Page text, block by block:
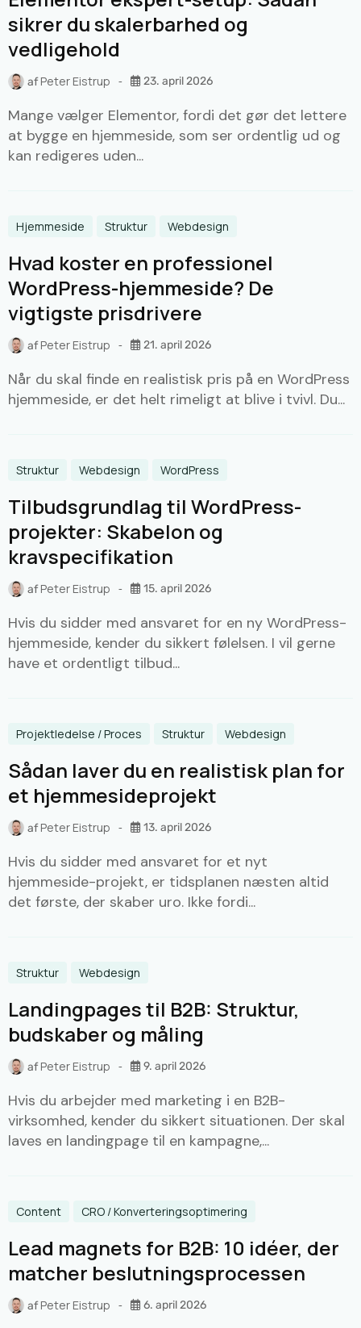
sikrer du skalerbarhed og
vedligehold
afPeter Eistrup 23. april 2026
Mange vælger Elementor, fordi det gør det lettere
at bygge en hjemmeside, som ser ordentlig ud og
kan redigeres uden...
Hjemmeside Struktur Webdesign
Hvad koster en professionel
WordPress-hjemmeside? De
vigtigste prisdrivere
afPeter Eistrup 21. april 2026
Når du skal finde en realistisk pris på en WordPress
hjemmeside, er det helt rimeligt at blive i tvivl. Du...
Struktur Webdesign WordPress
Tilbudsgrundlag til WordPress-
projekter: Skabelon og
kravspecifikation
afPeter Eistrup 15. april 2026
Hvis du sidder med ansvaret for en ny WordPress-
hjemmeside, kender du sikkert følelsen. I vil gerne
have et ordentligt tilbud...
Projektledelse / Proces Struktur Webdesign
Sådan laver du en realistisk plan for
et hjemmesideprojekt
afPeter Eistrup 13. april 2026
Hvis du sidder med ansvaret for et nyt
hjemmeside-projekt, er tidsplanen næsten altid
det første, der skaber uro. Ikke fordi...
Struktur Webdesign
Landingpages til B2B: Struktur,
budskaber og måling
afPeter Eistrup 9. april 2026
Hvis du arbejder med marketing i en B2B-
virksomhed, kender du sikkert situationen. Der skal
laves en landingpage til en kampagne,...
Content CRO / Konverteringsoptimering
Lead magnets for B2B: 10 idéer, der
matcher beslutningsprocessen
afPeter Eistrup 6. april 2026